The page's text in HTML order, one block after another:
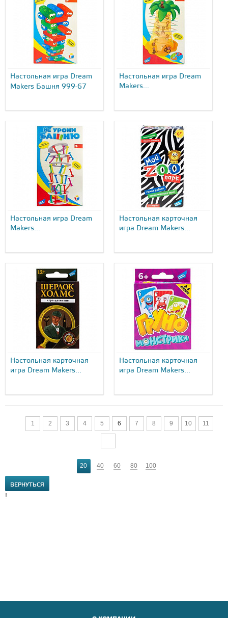
Настольная игра Dream
Makers Башня 999-67
Настольная игра Dream
Makers...
Настольная игра Dream
Makers...
Настольная карточная
игра Dream Makers...
Настольная карточная
игра Dream Makers...
Настольная карточная
игра Dream Makers...
1 2 3 4 5 6 7 8 9 10 11
20 40 60 80 100
ВЕРНУТЬСЯ
!